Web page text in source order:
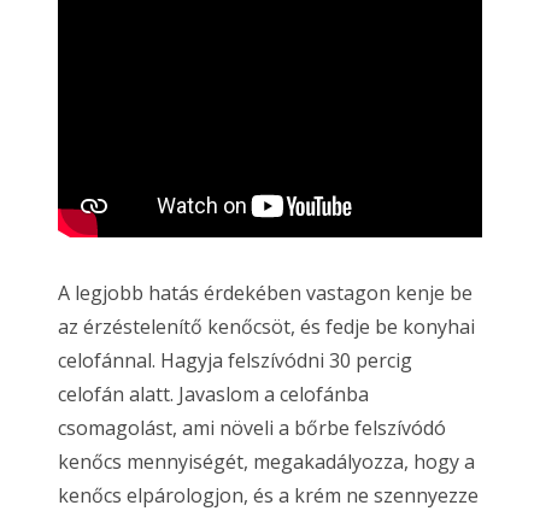
A legjobb hatás érdekében vastagon kenje be
az érzéstelenítő kenőcsöt, és fedje be konyhai
celofánnal. Hagyja felszívódni 30 percig
celofán alatt. Javaslom a celofánba
csomagolást, ami növeli a bőrbe felszívódó
kenőcs mennyiségét, megakadályozza, hogy a
kenőcs elpárologjon, és a krém ne szennyezze